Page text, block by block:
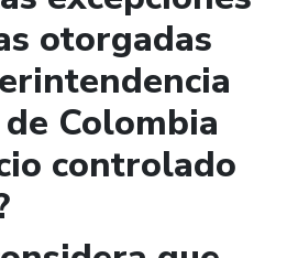
otorgadas
Colombia
controlado